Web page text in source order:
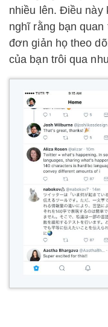
nhiều lên. Điều này
nghĩ rằng bạn
đơn giản họ theo
của bạn trôi qua